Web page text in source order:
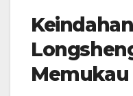
Memukau